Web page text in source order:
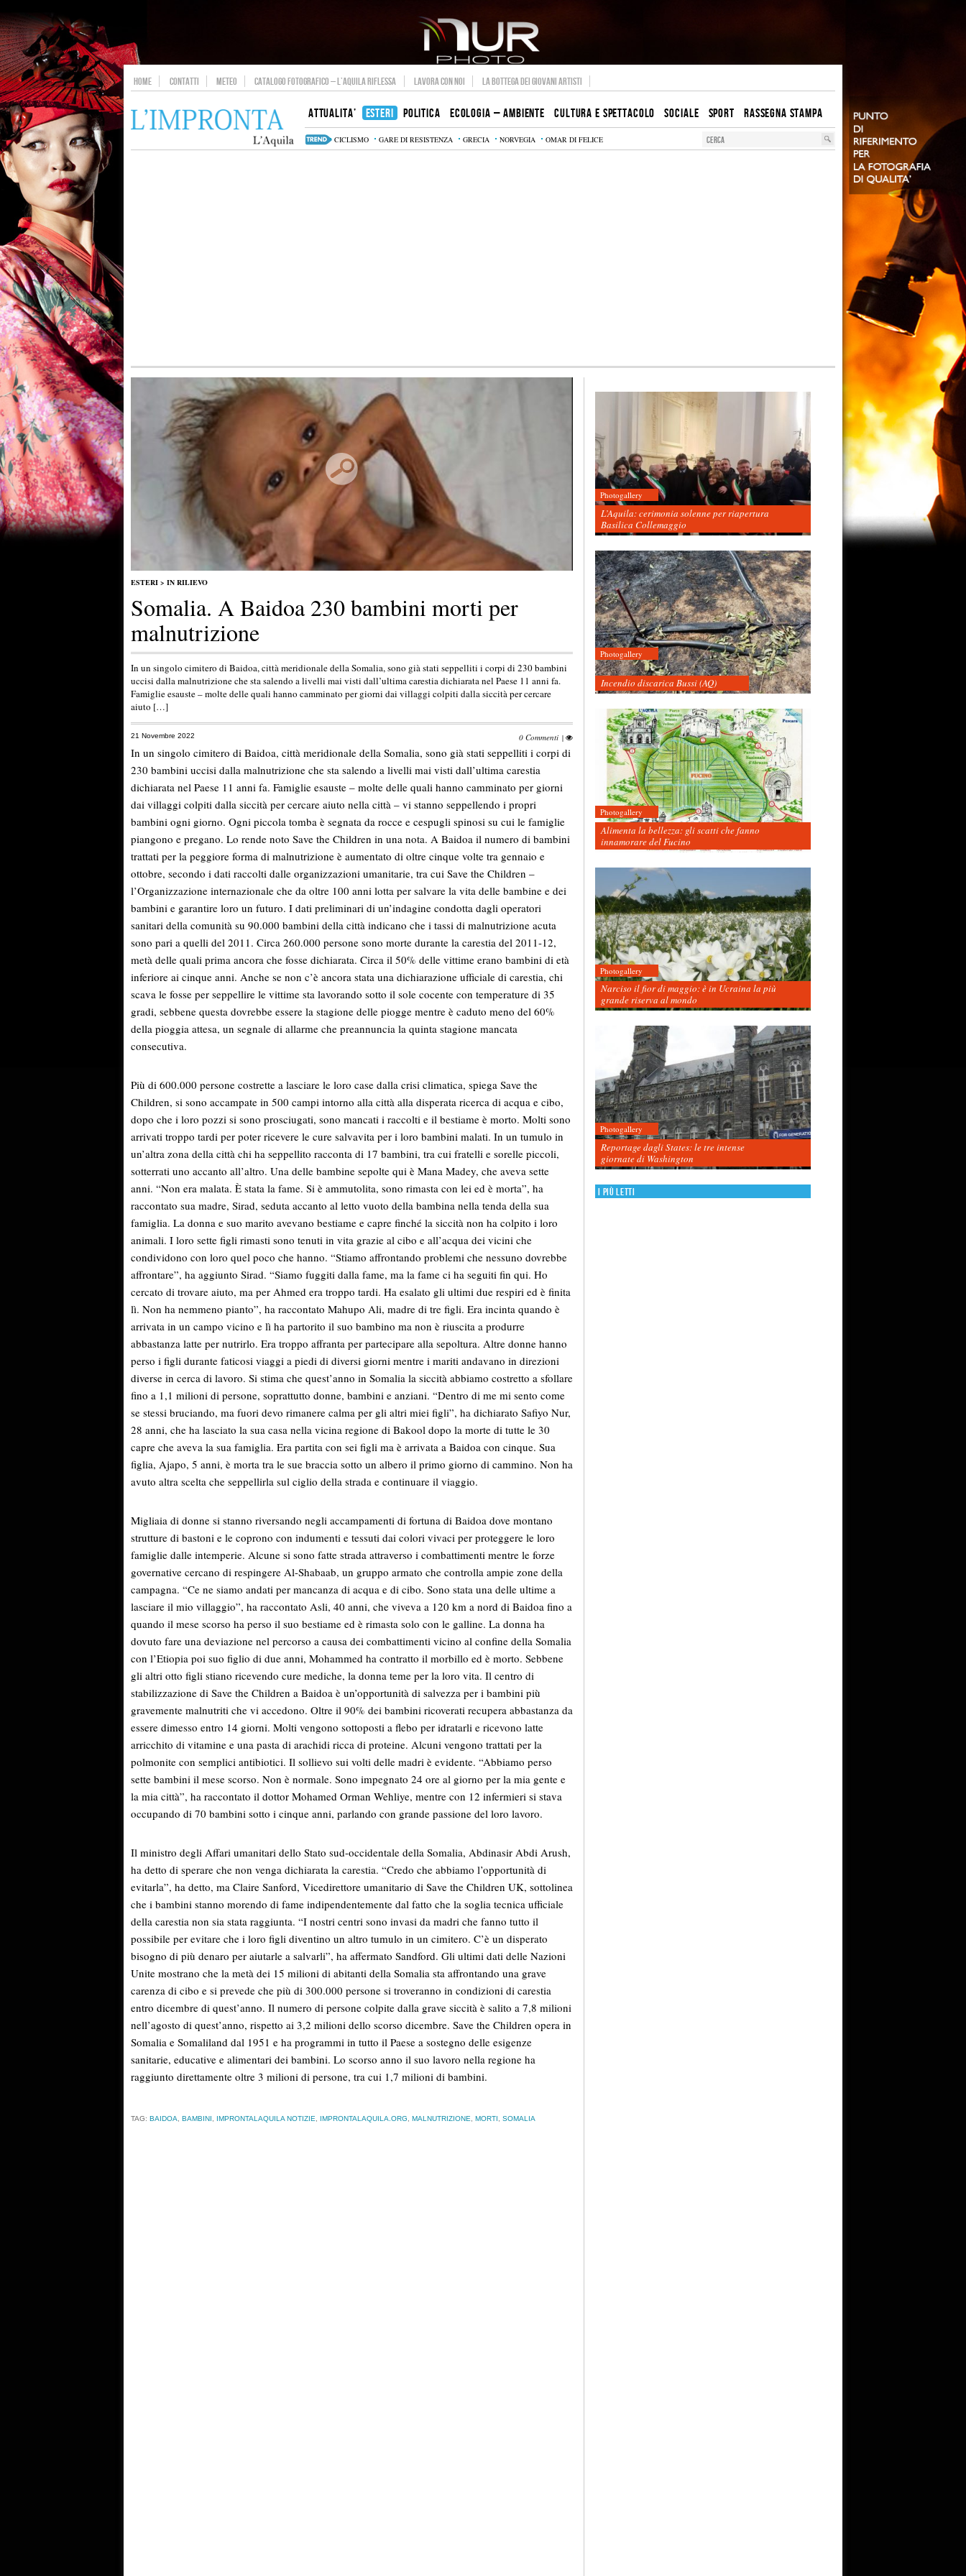
HOME CONTATTI METEO CATALOGO FOTOGRAFICO – L’AQUILA RIFLESSA LAVORA CON NOI LA BOTTEGA DEI GIOVANI ARTISTI
ATTUALITA’ ESTERI POLITICA ECOLOGIA – AMBIENTE CULTURA E SPETTACOLO SOCIALE SPORT RASSEGNA STAMPA
CICLISMO GARE DI RESISTENZA GRECIA NORVEGIA OMAR DI FELICE
ESTERI > IN RILIEVO
Somalia. A Baidoa 230 bambini morti per
malnutrizione
In un singolo cimitero di Baidoa, città meridionale della Somalia, sono già stati seppelliti i corpi di 230 bambini
uccisi dalla malnutrizione che sta salendo a livelli mai visti dall’ultima carestia dichiarata nel Paese 11 anni fa.
Famiglie esauste – molte delle quali hanno camminato per giorni dai villaggi colpiti dalla siccità per cercare
aiuto […]
21 Novembre 2022 0 Commenti |
In un singolo cimitero di Baidoa, città meridionale della Somalia, sono già stati seppelliti i corpi di
230 bambini uccisi dalla malnutrizione che sta salendo a livelli mai visti dall’ultima carestia
dichiarata nel Paese 11 anni fa. Famiglie esauste – molte delle quali hanno camminato per giorni
dai villaggi colpiti dalla siccità per cercare aiuto nella città – vi stanno seppellendo i propri
bambini ogni giorno. Ogni piccola tomba è segnata da rocce e cespugli spinosi su cui le famiglie
piangono e pregano. Lo rende noto Save the Children in una nota. A Baidoa il numero di bambini
trattati per la peggiore forma di malnutrizione è aumentato di oltre cinque volte tra gennaio e
ottobre, secondo i dati raccolti dalle organizzazioni umanitarie, tra cui Save the Children –
l’Organizzazione internazionale che da oltre 100 anni lotta per salvare la vita delle bambine e dei
bambini e garantire loro un futuro. I dati preliminari di un’indagine condotta dagli operatori
sanitari della comunità su 90.000 bambini della città indicano che i tassi di malnutrizione acuta
sono pari a quelli del 2011. Circa 260.000 persone sono morte durante la carestia del 2011-12,
metà delle quali prima ancora che fosse dichiarata. Circa il 50% delle vittime erano bambini di età
inferiore ai cinque anni. Anche se non c’è ancora stata una dichiarazione ufficiale di carestia, chi
scava le fosse per seppellire le vittime sta lavorando sotto il sole cocente con temperature di 35
gradi, sebbene questa dovrebbe essere la stagione delle piogge mentre è caduto meno del 60%
della pioggia attesa, un segnale di allarme che preannuncia la quinta stagione mancata
consecutiva.
Più di 600.000 persone costrette a lasciare le loro case dalla crisi climatica, spiega Save the
Children, si sono accampate in 500 campi intorno alla città alla disperata ricerca di acqua e cibo,
dopo che i loro pozzi si sono prosciugati, sono mancati i raccolti e il bestiame è morto. Molti sono
arrivati troppo tardi per poter ricevere le cure salvavita per i loro bambini malati. In un tumulo in
un’altra zona della città chi ha seppellito racconta di 17 bambini, tra cui fratelli e sorelle piccoli,
sotterrati uno accanto all’altro. Una delle bambine sepolte qui è Mana Madey, che aveva sette
anni. “Non era malata. È stata la fame. Si è ammutolita, sono rimasta con lei ed è morta”, ha
raccontato sua madre, Sirad, seduta accanto al letto vuoto della bambina nella tenda della sua
famiglia. La donna e suo marito avevano bestiame e capre finché la siccità non ha colpito i loro
animali. I loro sette figli rimasti sono tenuti in vita grazie al cibo e all’acqua dei vicini che
condividono con loro quel poco che hanno. “Stiamo affrontando problemi che nessuno dovrebbe
affrontare”, ha aggiunto Sirad. “Siamo fuggiti dalla fame, ma la fame ci ha seguiti fin qui. Ho
cercato di trovare aiuto, ma per Ahmed era troppo tardi. Ha esalato gli ultimi due respiri ed è finita
lì. Non ha nemmeno pianto”, ha raccontato Mahupo Ali, madre di tre figli. Era incinta quando è
arrivata in un campo vicino e lì ha partorito il suo bambino ma non è riuscita a produrre
abbastanza latte per nutrirlo. Era troppo affranta per partecipare alla sepoltura. Altre donne hanno
perso i figli durante faticosi viaggi a piedi di diversi giorni mentre i mariti andavano in direzioni
diverse in cerca di lavoro. Si stima che quest’anno in Somalia la siccità abbiamo costretto a sfollare
fino a 1,1 milioni di persone, soprattutto donne, bambini e anziani. “Dentro di me mi sento come
se stessi bruciando, ma fuori devo rimanere calma per gli altri miei figli”, ha dichiarato Safiyo Nur,
28 anni, che ha lasciato la sua casa nella vicina regione di Bakool dopo la morte di tutte le 30
capre che aveva la sua famiglia. Era partita con sei figli ma è arrivata a Baidoa con cinque. Sua
figlia, Ajapo, 5 anni, è morta tra le sue braccia sotto un albero il primo giorno di cammino. Non ha
avuto altra scelta che seppellirla sul ciglio della strada e continuare il viaggio.
Migliaia di donne si stanno riversando negli accampamenti di fortuna di Baidoa dove montano
strutture di bastoni e le coprono con indumenti e tessuti dai colori vivaci per proteggere le loro
famiglie dalle intemperie. Alcune si sono fatte strada attraverso i combattimenti mentre le forze
governative cercano di respingere Al-Shabaab, un gruppo armato che controlla ampie zone della
campagna. “Ce ne siamo andati per mancanza di acqua e di cibo. Sono stata una delle ultime a
lasciare il mio villaggio”, ha raccontato Asli, 40 anni, che viveva a 120 km a nord di Baidoa fino a
quando il mese scorso ha perso il suo bestiame ed è rimasta solo con le galline. La donna ha
dovuto fare una deviazione nel percorso a causa dei combattimenti vicino al confine della Somalia
con l’Etiopia poi suo figlio di due anni, Mohammed ha contratto il morbillo ed è morto. Sebbene
gli altri otto figli stiano ricevendo cure mediche, la donna teme per la loro vita. Il centro di
stabilizzazione di Save the Children a Baidoa è un’opportunità di salvezza per i bambini più
gravemente malnutriti che vi accedono. Oltre il 90% dei bambini ricoverati recupera abbastanza da
essere dimesso entro 14 giorni. Molti vengono sottoposti a flebo per idratarli e ricevono latte
arricchito di vitamine e una pasta di arachidi ricca di proteine. Alcuni vengono trattati per la
polmonite con semplici antibiotici. Il sollievo sui volti delle madri è evidente. “Abbiamo perso
sette bambini il mese scorso. Non è normale. Sono impegnato 24 ore al giorno per la mia gente e
la mia città”, ha raccontato il dottor Mohamed Orman Wehliye, mentre con 12 infermieri si stava
occupando di 70 bambini sotto i cinque anni, parlando con grande passione del loro lavoro.
Il ministro degli Affari umanitari dello Stato sud-occidentale della Somalia, Abdinasir Abdi Arush,
ha detto di sperare che non venga dichiarata la carestia. “Credo che abbiamo l’opportunità di
evitarla”, ha detto, ma Claire Sanford, Vicedirettore umanitario di Save the Children UK, sottolinea
che i bambini stanno morendo di fame indipendentemente dal fatto che la soglia tecnica ufficiale
della carestia non sia stata raggiunta. “I nostri centri sono invasi da madri che fanno tutto il
possibile per evitare che i loro figli diventino un altro tumulo in un cimitero. C’è un disperato
bisogno di più denaro per aiutarle a salvarli”, ha affermato Sandford. Gli ultimi dati delle Nazioni
Unite mostrano che la metà dei 15 milioni di abitanti della Somalia sta affrontando una grave
carenza di cibo e si prevede che più di 300.000 persone si troveranno in condizioni di carestia
entro dicembre di quest’anno. Il numero di persone colpite dalla grave siccità è salito a 7,8 milioni
nell’agosto di quest’anno, rispetto ai 3,2 milioni dello scorso dicembre. Save the Children opera in
Somalia e Somaliland dal 1951 e ha programmi in tutto il Paese a sostegno delle esigenze
sanitarie, educative e alimentari dei bambini. Lo scorso anno il suo lavoro nella regione ha
raggiunto direttamente oltre 3 milioni di persone, tra cui 1,7 milioni di bambini.
TAG: BAIDOA, BAMBINI, IMPRONTALAQUILA NOTIZIE, IMPRONTALAQUILA.ORG, MALNUTRIZIONE, MORTI, SOMALIA
Photogallery
L’Aquila: cerimonia solenne per riapertura
Basilica Collemaggio
Photogallery
Incendio discarica Bussi (AQ)
Photogallery
Alimenta la bellezza: gli scatti che fanno
innamorare del Fucino
Photogallery
Narciso il fior di maggio: è in Ucraina la più
grande riserva al mondo
Photogallery
Reportage dagli States: le tre intense
giornate di Washington
I più letti